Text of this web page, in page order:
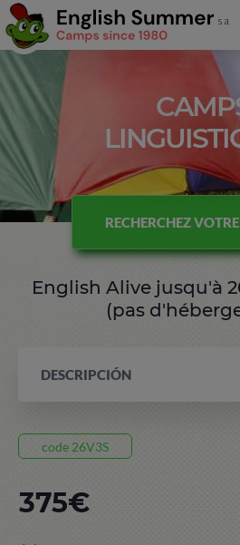
RECHERCHEZ
English Alive jusqu'à
(pas
DESCRIPCIÓN
code 26V3S
375€